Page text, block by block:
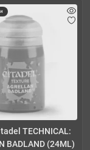
TECHNICAL:
BADLAND (24ML)